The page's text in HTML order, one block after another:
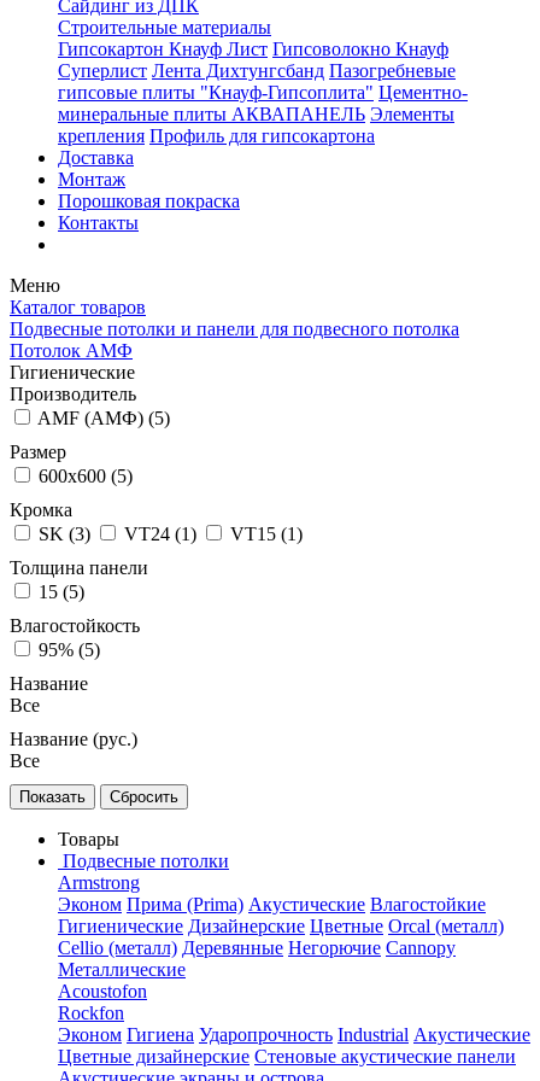
Сайдинг из ДПК
Строительные материалы
Гипсокартон Кнауф Лист Гипсоволокно Кнауф
Суперлист Лента Дихтунгсбанд Пазогребневые
гипсовые плиты "Кнауф-Гипсоплита" Цементно-
минеральные плиты АКВАПАНЕЛЬ Элементы
крепления Профиль для гипсокартона
Доставка
Монтаж
Порошковая покраска
Контакты
Меню
Каталог товаров
Подвесные потолки и панели для подвесного потолка
Потолок АМФ
Гигиенические
Производитель
AMF (АМФ) (5)
Размер
600x600 (5)
Кромка
SK (3) VT24 (1) VT15 (1)
Толщина панели
15 (5)
Влагостойкость
95% (5)
Название
Все
Название (рус.)
Все
Товары
Подвесные потолки
Armstrong
Эконом Прима (Prima) Акустические Влагостойкие
Гигиенические Дизайнерские Цветные Orcal (металл)
Cellio (металл) Деревянные Негорючие Cannopy
Металлические
Acoustofon
Rockfon
Эконом Гигиена Ударопрочность Industrial Акустические
Цветные дизайнерские Стеновые акустические панели